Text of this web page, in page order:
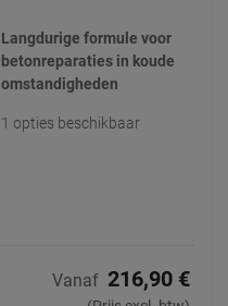
Langdurige formule voor
betonreparaties in koude
omstandigheden
1 opties beschikbaar
Vanaf 216,90 €